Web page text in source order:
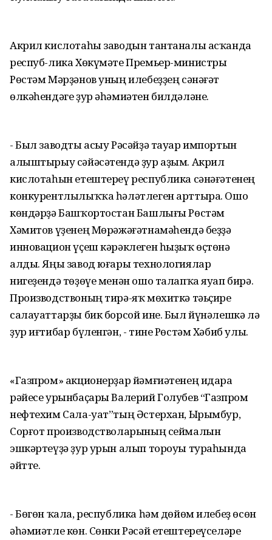
Акрил кислотаһы заводын тантаналы асҡанда
респуб-лика Хөкүмәте Премьер-министры
Рөстәм Мәрҙәнов уның илебеҙҙең сәнәғәт
өлкәһендәге ҙур әһәмиәтен билдәләне.
- Был заводты асыу Рәсәйҙә тауар импортын
алыштырыу сәйәсәтендә ҙур аҙым. Акрил
кислотаһын етештереү республика сәнәғәтенең
конкурентлылыҡҡа һәләтлеген арттыра. Ошо
көндәрҙә Башҡортостан Башлығы Рөстәм
Хәмитов үҙенең Мөрәжәғәтнамәһендә беҙҙә
инновацион үҫеш кәрәклеген һыҙыҡ өҫтөнә
алды. Яңы завод юғары технологиялар
нигеҙендә төҙөүе менән ошо талапҡа яуап бирә.
Производствоның тирә-яҡ мөхиткә тәьҫире
салауаттарҙы бик борсой ине. Был йүнәлешкә лә
ҙур иғтибар бүленгән, - тине Рөстәм Хәбиб улы.
«Газпром» акционерҙар йәмғиәтенең идара
рәйесе урынбаҫары Валерий Голубев “Газпром
нефтехим Сала-уат”тың Әстерхан, Ырымбур,
Сорғот производстволарының сеймалын
эшкәртеүҙә ҙур урын алып тороуы тураһында
әйтте.
- Бөгөн ҡала, республика һәм дөйөм илебеҙ өсөн
әһәмиәтле көн. Сөнки Рәсәй етештереүселәре